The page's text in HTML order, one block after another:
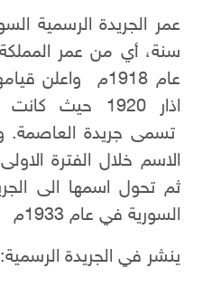
سنة، أي من عمر
اذار 1920 حيث
تسمى جريدة العاصمة.
الاسم خلال الفترة
ثم تحول اسمها الى
السورية في عام 1933م
ينشر في الجريدة الرسمية: